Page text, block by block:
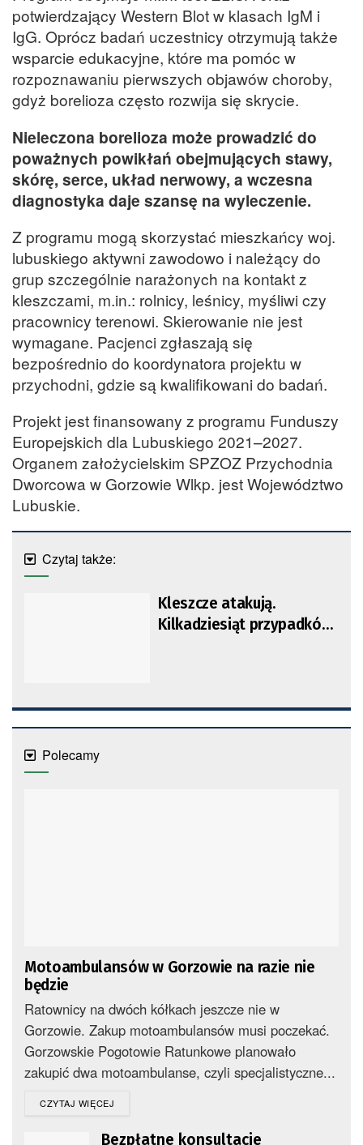
potwierdzający Western Blot w klasach IgM i
IgG. Oprócz badań uczestnicy otrzymują także
wsparcie edukacyjne, które ma pomóc w
rozpoznawaniu pierwszych objawów choroby,
gdyż borelioza często rozwija się skrycie.
Nieleczona borelioza może prowadzić do
poważnych powikłań obejmujących stawy,
skórę, serce, układ nerwowy, a wczesna
diagnostyka daje szansę na wyleczenie.
Z programu mogą skorzystać mieszkańcy woj.
lubuskiego aktywni zawodowo i należący do
grup szczególnie narażonych na kontakt z
kleszczami, m.in.: rolnicy, leśnicy, myśliwi czy
pracownicy terenowi. Skierowanie nie jest
wymagane. Pacjenci zgłaszają się
bezpośrednio do koordynatora projektu w
przychodni, gdzie są kwalifikowani do badań.
Projekt jest finansowany z programu Funduszy
Europejskich dla Lubuskiego 2021–2027.
Organem założycielskim SPZOZ Przychodnia
Dworcowa w Gorzowie Wlkp. jest Województwo
Lubuskie.
Czytaj także:
Kleszcze atakują.
Kilkadziesiąt przypadków
Polecamy
Motoambulansów w Gorzowie na razie nie
będzie
Ratownicy na dwóch kółkach jeszcze nie w
Gorzowie. Zakup motoambulansów musi poczekać.
Gorzowskie Pogotowie Ratunkowe planowało
zakupić dwa motoambulanse, czyli specjalistyczne...
CZYTAJ WIĘCEJ
Bezpłatne konsultacje